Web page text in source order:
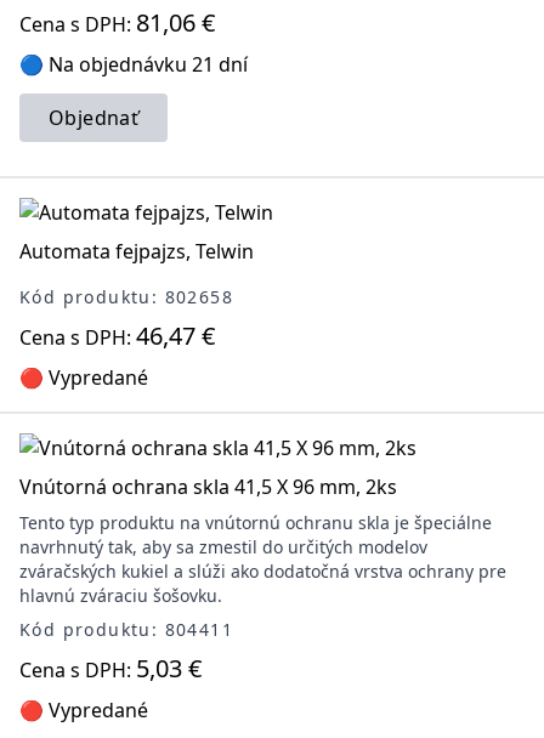
Cena s DPH: 81,06 €
🔵 Na objednávku 21 dní
Objednať
Automata fejpajzs, Telwin
Kód produktu: 802658
Cena s DPH: 46,47 €
🔴 Vypredané
Vnútorná ochrana skla 41,5 X 96 mm, 2ks
Tento typ produktu na vnútornú ochranu skla je špeciálne
navrhnutý tak, aby sa zmestil do určitých modelov
zváračských kukiel a slúži ako dodatočná vrstva ochrany pre
hlavnú zváraciu šošovku.
Kód produktu: 804411
Cena s DPH: 5,03 €
🔴 Vypredané